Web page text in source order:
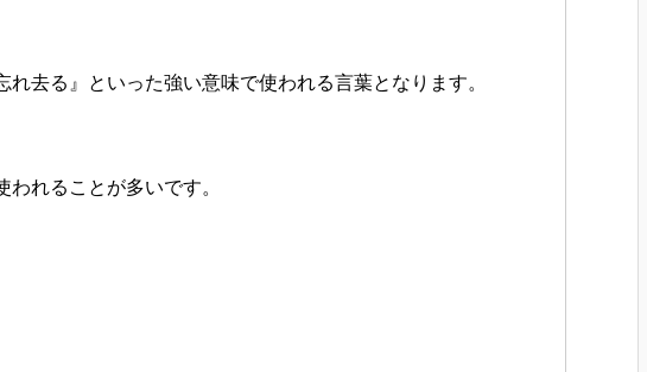
去る』といった強い意味で使われる言葉となります。
れることが多いです。